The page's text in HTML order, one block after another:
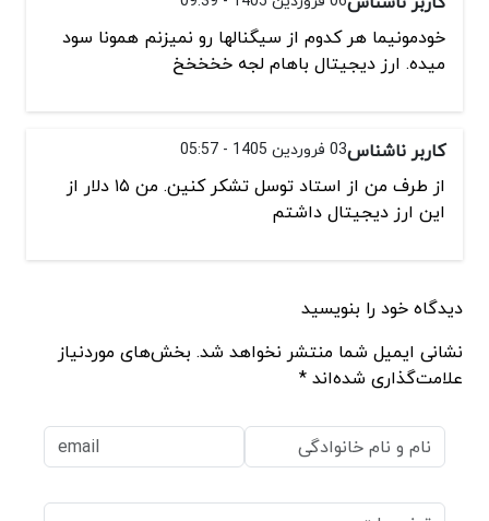
خودمونیما هر کدوم از سیگنالها رو نمیزنم همونا سود
میده. ارز دیجیتال باهام لجه خخخخخ
کاربر ناشناس03 فروردین 1405 - 05:57
از طرف من از استاد توسل تشکر کنین. من ۱۵ دلار از
این ارز دیجیتال داشتم
دیدگاه خود را بنویسید
نشانی ایمیل شما منتشر نخواهد شد. بخش‌های موردنیاز
علامت‌گذاری شده‌اند *